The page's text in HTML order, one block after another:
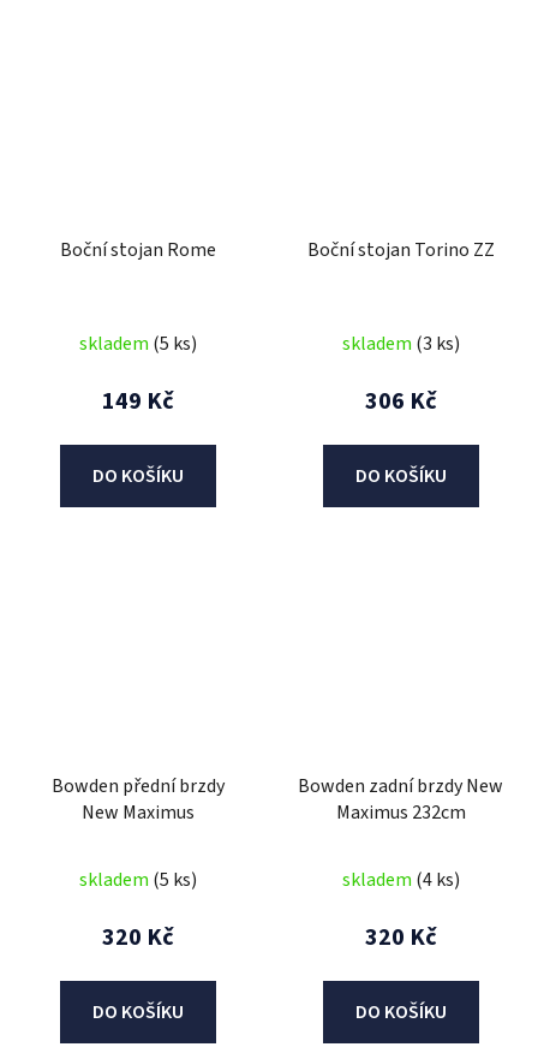
Boční stojan Rome
skladem (5 ks)
149 Kč
DO KOŠÍKU
Boční stojan Torino ZZ
skladem (3 ks)
306 Kč
DO KOŠÍKU
Bowden přední brzdy
New Maximus
skladem (5 ks)
320 Kč
DO KOŠÍKU
Bowden zadní brzdy New
Maximus 232cm
skladem (4 ks)
320 Kč
DO KOŠÍKU